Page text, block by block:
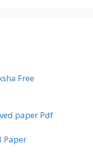
Free
paper Pdf
Paper